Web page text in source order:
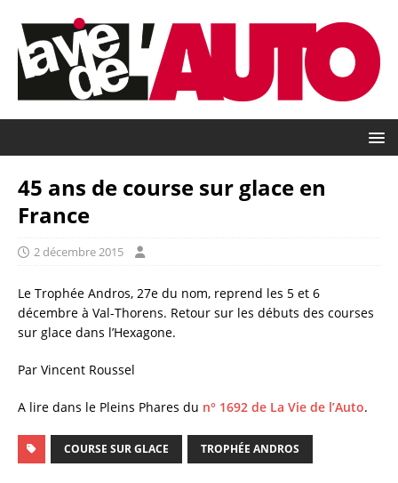
45 ans de course sur glace en
France
2 décembre 2015
Le Trophée Andros, 27e du nom, reprend les 5 et 6
décembre à Val-Thorens. Retour sur les débuts des courses
sur glace dans l’Hexagone.
Par Vincent Roussel
A lire dans le Pleins Phares du n° 1692 de La Vie de l’Auto.
COURSE SUR GLACE TROPHÉE ANDROS